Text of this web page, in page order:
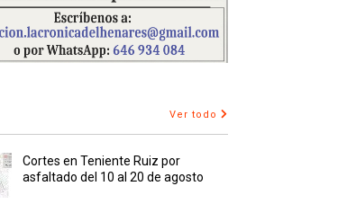
Ver todo
Cortes en Teniente Ruiz por
asfaltado del 10 al 20 de agosto